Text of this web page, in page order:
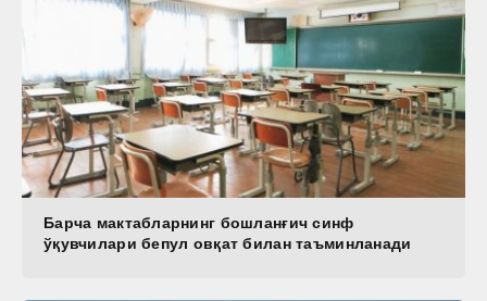
Барча мактабларнинг бошланғич синф
ўқувчилари бепул овқат билан таъминланади